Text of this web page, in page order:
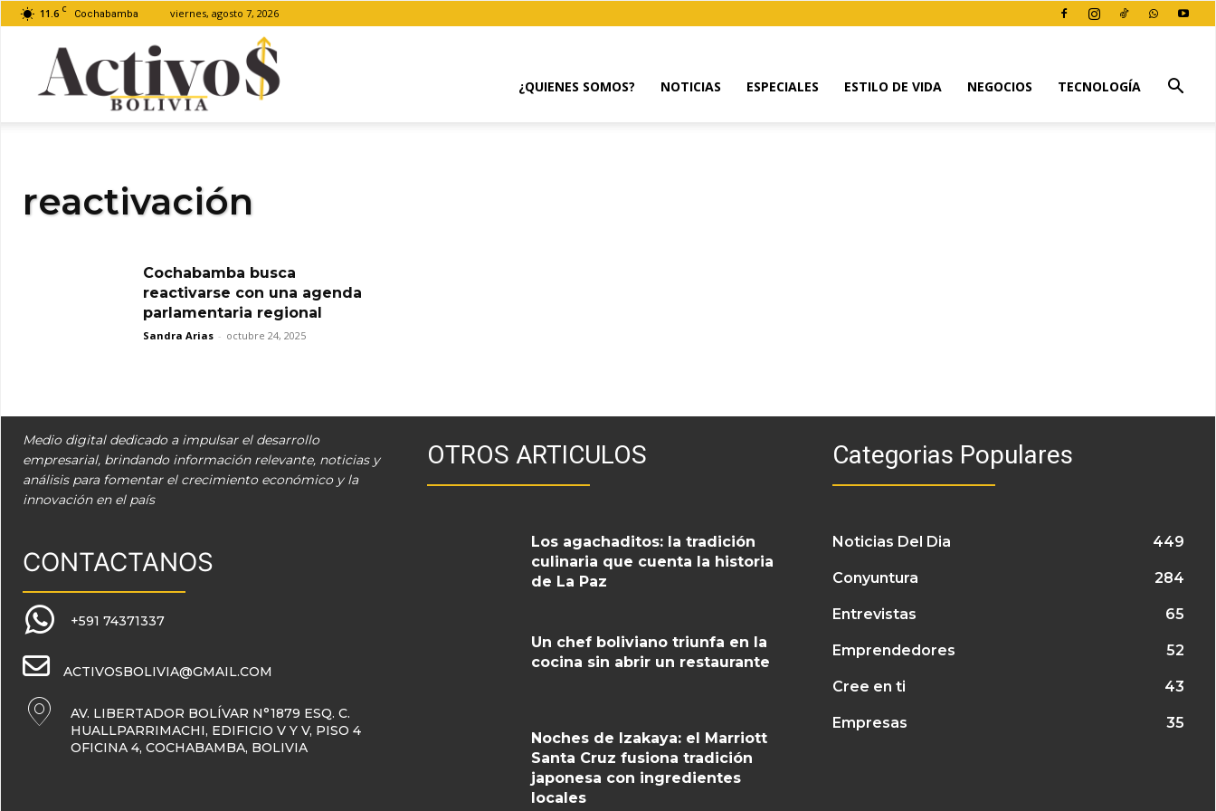
11.6 C Cochabamba viernes, agosto 7, 2026
¿QUIENES SOMOS? NOTICIAS ESPECIALES ESTILO DE VIDA NEGOCIOS TECNOLOGÍA
reactivación
Cochabamba busca
reactivarse con una agenda
parlamentaria regional
Sandra Arias - octubre 24, 2025
Medio digital dedicado a impulsar el desarrollo
empresarial, brindando información relevante, noticias y
análisis para fomentar el crecimiento económico y la
innovación en el país
CONTACTANOS
+591 74371337
ACTIVOSBOLIVIA@GMAIL.COM
AV. LIBERTADOR BOLÍVAR N°1879 ESQ. C.
HUALLPARRIMACHI, EDIFICIO V Y V, PISO 4
OFICINA 4, COCHABAMBA, BOLIVIA
OTROS ARTICULOS
Los agachaditos: la tradición
culinaria que cuenta la historia
de La Paz
Un chef boliviano triunfa en la
cocina sin abrir un restaurante
Noches de Izakaya: el Marriott
Santa Cruz fusiona tradición
japonesa con ingredientes
locales
Categorias Populares
Noticias Del Dia 449
Conyuntura 284
Entrevistas 65
Emprendedores 52
Cree en ti 43
Empresas 35